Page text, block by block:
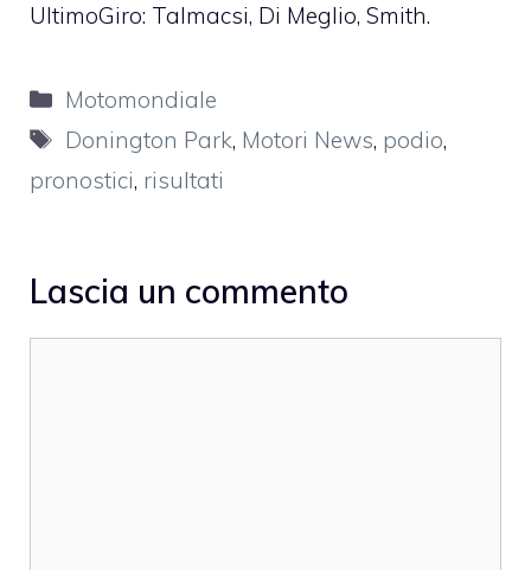
UltimoGiro: Talmacsi, Di Meglio, Smith.
Categorie
Motomondiale
Tag
Donington Park, Motori News, podio,
pronostici, risultati
Lascia un commento